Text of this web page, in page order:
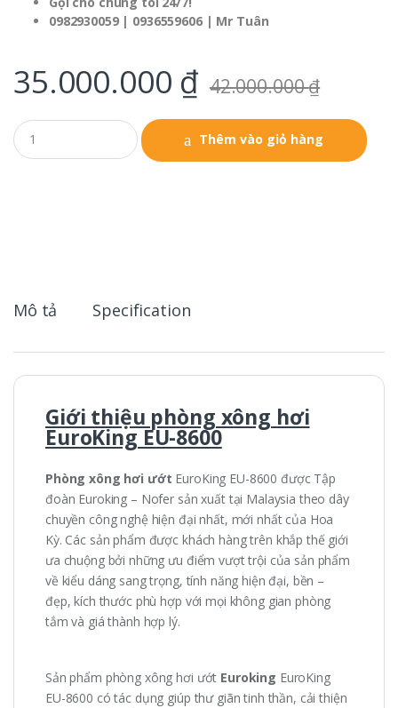
0982930059 | 0936559606 | Mr Tuân
35.000.000 ₫ 42.000.000₫
Q
u
a
Thêm vào giỏ hàng
Mô tả Specification
Giới thiệu phòng xông hơi
EuroKing EU-8600
Phòng xông hơi ướt EuroKing EU-8600 được Tập
đoàn Euroking – Nofer sản xuất tại Malaysia theo dây
chuyền công nghệ hiện đại nhất, mới nhất của Hoa
Kỳ. Các sản phẩm được khách hàng trên khắp thế giới
ưa chuộng bởi những ưu điểm vượt trội của sản phẩm
về kiểu dáng sang trọng, tính năng hiện đại, bền –
đẹp, kích thước phù hợp với mọi không gian phòng
tắm và giá thành hợp lý.
Sản phẩm phòng xông hơi ướt Euroking EuroKing
EU-8600 có tác dụng giúp thư giãn tinh thần, cải thiện